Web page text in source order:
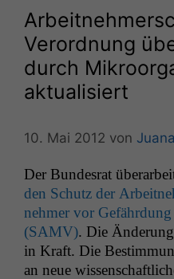
Verordnung
durch
aktualisiert
10. Mai 2012 von
Der Bun­desrat
den Schutz der
nehmer vor
(SAMV). Die
in Kraft. Die
an neue